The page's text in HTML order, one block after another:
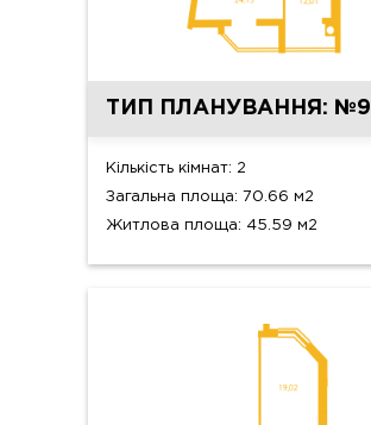
ТИП ПЛАНУВАННЯ: №9
Кількість кімнат: 2
Загальна площа: 70.66 м2
Житлова площа: 45.59 м2